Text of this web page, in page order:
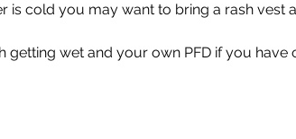
is cold you may want to bring a rash vest
wet and your own PFD if you have